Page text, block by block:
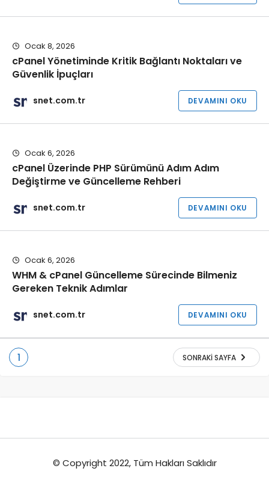
Ocak 8, 2026
cPanel Yönetiminde Kritik Bağlantı Noktaları ve
Güvenlik İpuçları
snet.com.tr DEVAMINI OKU
Ocak 6, 2026
cPanel Üzerinde PHP Sürümünü Adım Adım
Değiştirme ve Güncelleme Rehberi
snet.com.tr DEVAMINI OKU
Ocak 6, 2026
WHM & cPanel Güncelleme Sürecinde Bilmeniz
Gereken Teknik Adımlar
snet.com.tr DEVAMINI OKU
1 SONRAKI SAYFA
© Copyright 2022, Tüm Hakları Saklıdır